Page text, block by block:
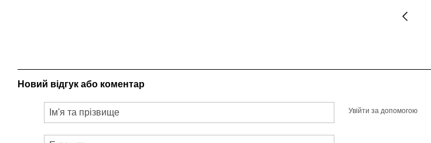
Новий відгук або коментар
Увійти за допомогою